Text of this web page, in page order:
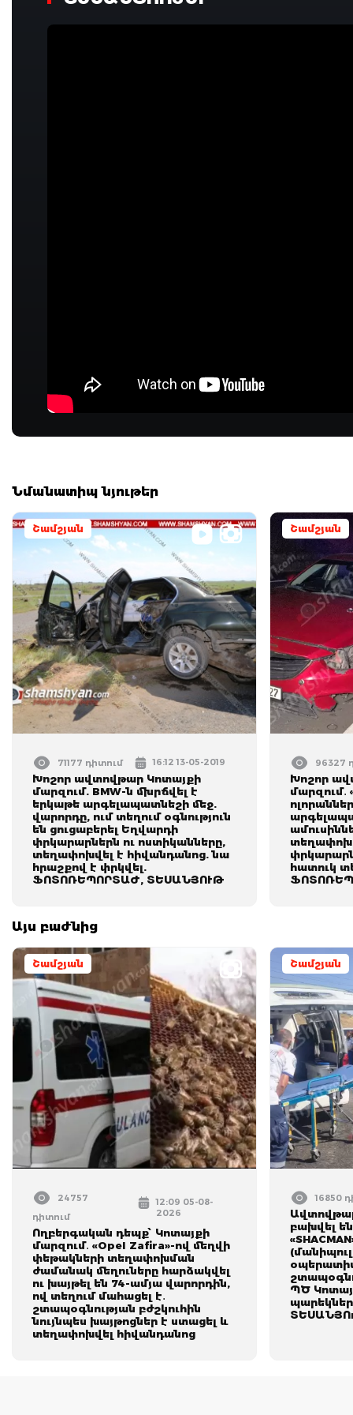
Նմանատիպ նյութեր
Շամշյան
71177 դիտում 16:12 13-05-2019
Խոշոր ավտովթար Կոտայքի
մարզում. BMW-ն մխրճվել է
երկաթե արգելապատնեշի մեջ.
վարորդը, ում տեղում օգնություն
են ցուցաբերել Եղվարդի
փրկարարներն ու ոստիկանները,
տեղափոխվել է հիվանդանոց. նա
հրաշքով է փրկվել.
ՖՈՏՈՌԵՊՈՐՏԱԺ, ՏԵՍԱՆՅՈՒԹ
Շամշյան
96327
Խոշոր
մարզում․
հատուկ
Այս բաժնից
Շամշյան
24757
դիտում
12:09 05-08-
2026
Ողբերգական դեպք՝ Կոտայքի
մարզում․ «Opel Zafira»-ով մեղվի
փեթակների տեղափոխման
ժամանակ մեղուները հարձակվել
ու խայթել են 74-ամյա վարորդին,
ով տեղում մահացել է․
շտապօգնության բժշկուհին
նույնպես խայթոցներ է ստացել և
տեղափոխվել հիվանդանոց
Շամշյան
16850
բախվել
ՊԾ